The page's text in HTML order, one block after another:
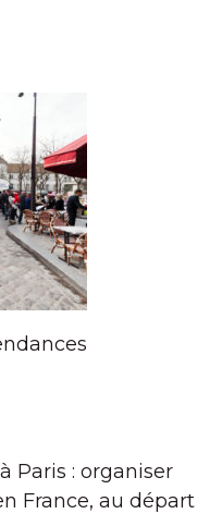
Paris : organiser
France, au départ